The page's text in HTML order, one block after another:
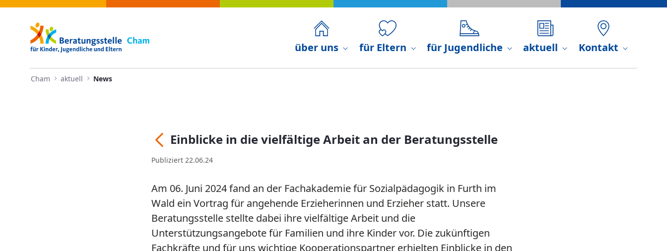
Navigation
Zum Inhalt springen
Einblicke in die vielfältige Arbeit an der Beratungsstelle - Cham
über uns für Eltern für Jugendliche aktuell Kontakt
Cham aktuell News
Einblicke in die vielfältige Arbeit an der Beratungsstelle
Publiziert 22.06.24
Am 06. Juni 2024 fand an der Fachakademie für Sozialpädagogik in Furth im
Wald ein Vortrag für angehende Erzieherinnen und Erzieher statt. Unsere
Beratungsstelle stellte dabei ihre vielfältige Arbeit und die
Unterstützungsangebote für Familien und ihre Kinder vor. Die zukünftigen
Fachkräfte und für uns wichtige Kooperationspartner erhielten Einblicke in den